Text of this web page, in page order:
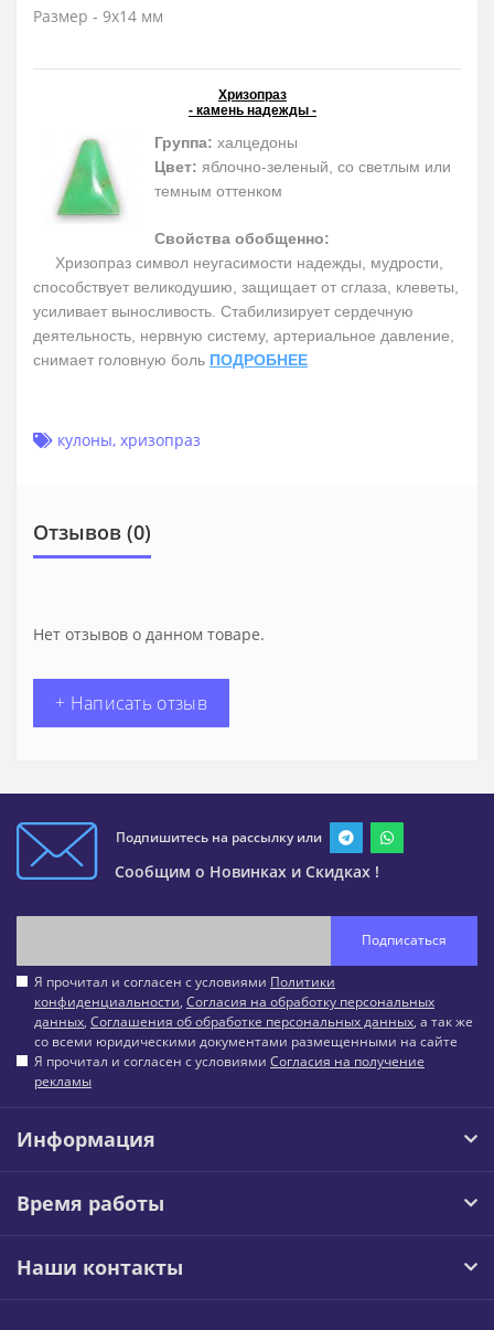
Размер - 9х14 мм
Хризопраз
- камень надежды -
Группа: халцедоны
Цвет: яблочно-зеленый, со светлым или
темным оттенком
Свойства обобщенно:
Хризопраз символ неугасимости надежды, мудрости,
способствует великодушию, защищает от сглаза, клеветы,
усиливает выносливость. Стабилизирует сердечную
деятельность, нервную систему, артериальное давление,
снимает головную боль ПОДРОБНЕЕ
кулоны, хризопраз
Отзывов (0)
Нет отзывов о данном товаре.
+ Написать отзыв
Подпишитесь на рассылку или
Сообщим о Новинках и Скидках !
Подписаться
Я прочитал и согласен с условиями Политики
конфиденциальности, Согласия на обработку персональных
данных, Соглашения об обработке персональных данных, а так же
со всеми юридическими документами размещенными на сайте
Я прочитал и согласен с условиями Согласия на получение
рекламы
Информация
Время работы
Наши контакты